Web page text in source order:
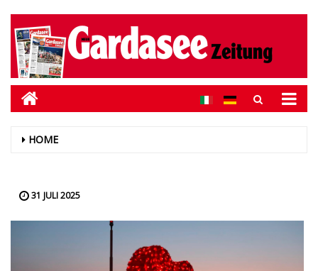
HOME
31 JULI 2025